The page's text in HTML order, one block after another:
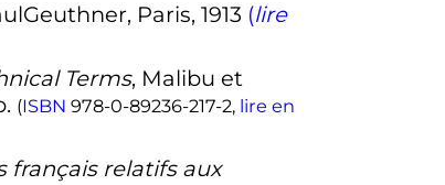
Paris, 1913 (lire
Terms, Malibu et
(ISBN 978-0-89236-217-2, lire en
français relatifs aux